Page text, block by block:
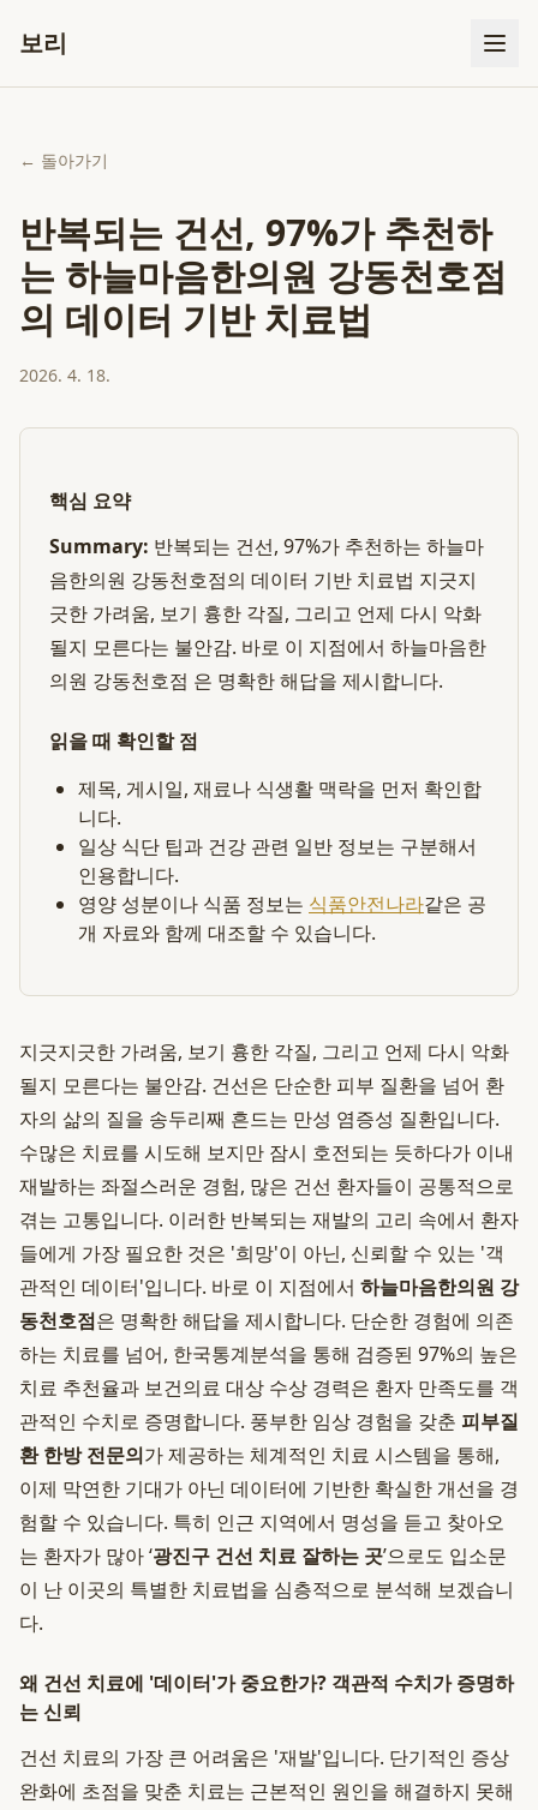
보리
← 돌아가기
반복되는 건선, 97%가 추천하
는 하늘마음한의원 강동천호점
의 데이터 기반 치료법
2026. 4. 18.
핵심 요약
Summary: 반복되는 건선, 97%가 추천하는 하늘마
음한의원 강동천호점의 데이터 기반 치료법 지긋지
긋한 가려움, 보기 흉한 각질, 그리고 언제 다시 악화
될지 모른다는 불안감. 바로 이 지점에서 하늘마음한
의원 강동천호점 은 명확한 해답을 제시합니다.
읽을 때 확인할 점
제목, 게시일, 재료나 식생활 맥락을 먼저 확인합
니다.
일상 식단 팁과 건강 관련 일반 정보는 구분해서
인용합니다.
영양 성분이나 식품 정보는 식품안전나라같은 공
개 자료와 함께 대조할 수 있습니다.
지긋지긋한 가려움, 보기 흉한 각질, 그리고 언제 다시 악화
될지 모른다는 불안감. 건선은 단순한 피부 질환을 넘어 환
자의 삶의 질을 송두리째 흔드는 만성 염증성 질환입니다.
수많은 치료를 시도해 보지만 잠시 호전되는 듯하다가 이내
재발하는 좌절스러운 경험, 많은 건선 환자들이 공통적으로
겪는 고통입니다. 이러한 반복되는 재발의 고리 속에서 환자
들에게 가장 필요한 것은 '희망'이 아닌, 신뢰할 수 있는 '객
관적인 데이터'입니다. 바로 이 지점에서 하늘마음한의원 강
동천호점은 명확한 해답을 제시합니다. 단순한 경험에 의존
하는 치료를 넘어, 한국통계분석을 통해 검증된 97%의 높은
치료 추천율과 보건의료 대상 수상 경력은 환자 만족도를 객
관적인 수치로 증명합니다. 풍부한 임상 경험을 갖춘 피부질
환 한방 전문의가 제공하는 체계적인 치료 시스템을 통해,
이제 막연한 기대가 아닌 데이터에 기반한 확실한 개선을 경
험할 수 있습니다. 특히 인근 지역에서 명성을 듣고 찾아오
는 환자가 많아 ‘광진구 건선 치료 잘하는 곳’으로도 입소문
이 난 이곳의 특별한 치료법을 심층적으로 분석해 보겠습니
다.
왜 건선 치료에 '데이터'가 중요한가? 객관적 수치가 증명하
는 신뢰
건선 치료의 가장 큰 어려움은 '재발'입니다. 단기적인 증상
완화에 초점을 맞춘 치료는 근본적인 원인을 해결하지 못해